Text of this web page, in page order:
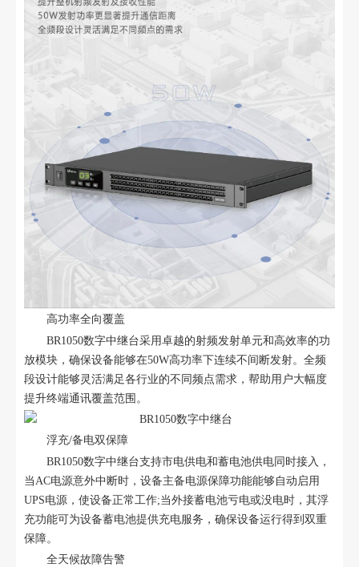
高功率全向覆盖
BR1050数字中继台采用卓越的射频发射单元和高效率的功
放模块，确保设备能够在50W高功率下连续不间断发射。全频
段设计能够灵活满足各行业的不同频点需求，帮助用户大幅度
提升终端通讯覆盖范围。
浮充/备电双保障
BR1050数字中继台支持市电供电和蓄电池供电同时接入，
当AC电源意外中断时，设备主备电源保障功能能够自动启用
UPS电源，使设备正常工作;当外接蓄电池亏电或没电时，其浮
充功能可为设备蓄电池提供充电服务，确保设备运行得到双重
保障。
全天候故障告警